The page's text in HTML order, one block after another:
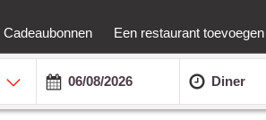
Cadeaubonnen Een restaurant toevoegen
Diner